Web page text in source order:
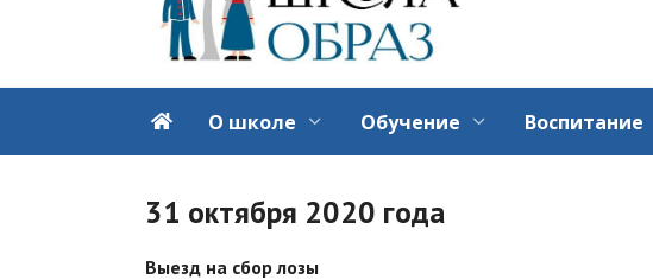
О школе Обучение Воспитание
31 октября 2020 года
Выезд на сбор лозы